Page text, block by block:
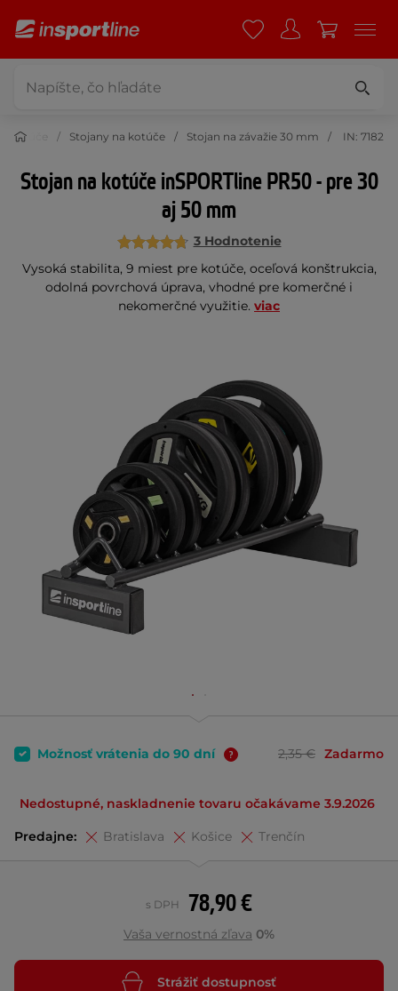
Kotúče Stojany na kotúče Stojan na závažie 30 mm IN: 7182
Stojan na kotúče inSPORTline PR50 - pre 30
aj 50 mm
3 Hodnotenie
Vysoká stabilita, 9 miest pre kotúče, oceľová konštrukcia,
odolná povrchová úprava, vhodné pre komerčné i
nekomerčné využitie. viac
Možnosť vrátenia do 90 dní 2,35 € Zadarmo
Nedostupné, naskladnenie tovaru očakávame 3.9.2026
Predajne: Bratislava Košice Trenčín
78,90 €
s DPH
Vaša vernostná zľava 0%
Strážiť dostupnosť